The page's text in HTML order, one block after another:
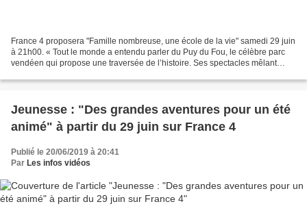
France 4 proposera "Famille nombreuse, une école de la vie" samedi 29 juin
à 21h00. « Tout le monde a entendu parler du Puy du Fou, le célèbre parc
vendéen qui propose une traversée de l’histoire. Ses spectacles mêlant
Jeunesse : "Des grandes aventures pour un été
animé" à partir du 29 juin sur France 4
Publié le 20/06/2019 à 20:41
Par Les infos vidéos